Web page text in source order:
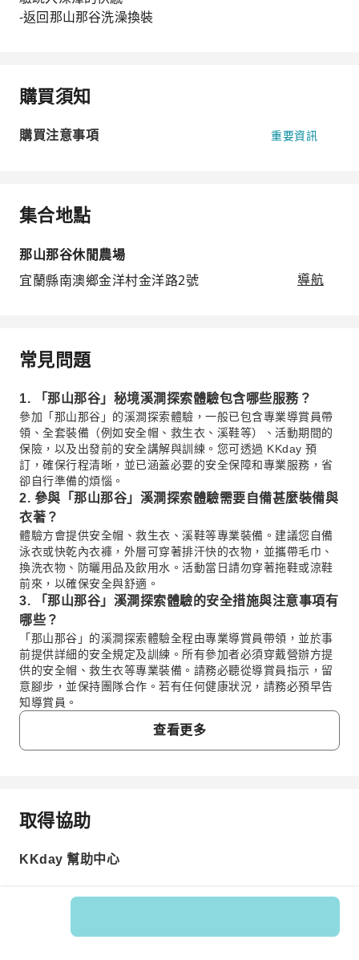
-返回那山那谷洗澡換裝
購買須知
購買注意事項 重要資訊
集合地點
那山那谷休閒農場
宜蘭縣南澳鄉金洋村金洋路2號
導航
常見問題
1. 「那山那谷」秘境溪澗探索體驗包含哪些服務？
參加「那山那谷」的溪澗探索體驗，一般已包含專業導賞員帶
領、全套裝備（例如安全帽、救生衣、溪鞋等）、活動期間的
保險，以及出發前的安全講解與訓練。您可透過 KKday 預
訂，確保行程清晰，並已涵蓋必要的安全保障和專業服務，省
卻自行準備的煩惱。
2. 參與「那山那谷」溪澗探索體驗需要自備甚麼裝備與
衣著？
體驗方會提供安全帽、救生衣、溪鞋等專業裝備。建議您自備
泳衣或快乾內衣褲，外層可穿著排汗快的衣物，並攜帶毛巾、
換洗衣物、防曬用品及飲用水。活動當日請勿穿著拖鞋或涼鞋
前來，以確保安全與舒適。
3. 「那山那谷」溪澗探索體驗的安全措施與注意事項有
哪些？
「那山那谷」的溪澗探索體驗全程由專業導賞員帶領，並於事
前提供詳細的安全規定及訓練。所有參加者必須穿戴營辦方提
供的安全帽、救生衣等專業裝備。請務必聽從導賞員指示，留
意腳步，並保持團隊合作。若有任何健康狀況，請務必預早告
知導賞員。
4. 「那山那谷」溪澗探索體驗是否適合初學者或不同年
5. 宜蘭「那山那谷」溪澗探索體驗的最佳季節與建議時
宜蘭「那山那谷」的溪澗探索體驗，一般在春末至秋初（大約
查看更多
常見問題
1. 「那山那谷」秘境溪澗探索體驗包含哪些服務？
員帶領、全套裝備（例如安全帽、救生衣、溪鞋等）、活
取得協助
KKday 幫助中心
商品編號: 23315